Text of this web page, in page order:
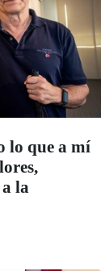
lo que a mí
la